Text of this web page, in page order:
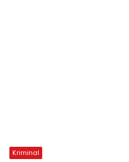
Kriminal